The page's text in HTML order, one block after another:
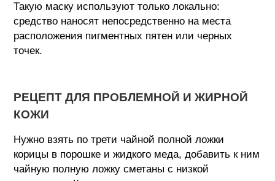
Такую маску используют только локально:
средство наносят непосредственно на места
расположения пигментных пятен или черных
точек.
РЕЦЕПТ ДЛЯ ПРОБЛЕМНОЙ И ЖИРНОЙ
КОЖИ
Нужно взять по трети чайной полной ложки
корицы в порошке и жидкого меда, добавить к ним
чайную полную ложку сметаны с низкой